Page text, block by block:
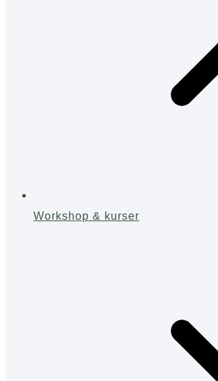
Workshop & kurser